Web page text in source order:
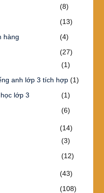
(8)
(13)
hàng
(4)
(27)
(1)
anh lớp 3 tích hợp(1)
lớp 3
(1)
(6)
(14)
(3)
(12)
(43)
(108)